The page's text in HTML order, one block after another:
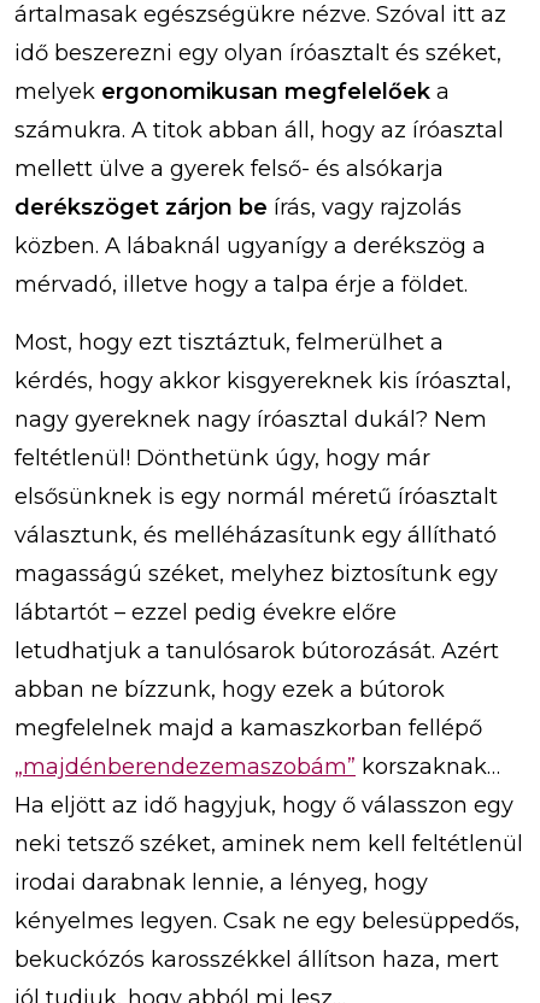
ártalmasak egészségükre nézve. Szóval itt az
idő beszerezni egy olyan íróasztalt és széket,
melyek ergonomikusan megfelelőek a
számukra. A titok abban áll, hogy az íróasztal
mellett ülve a gyerek felső- és alsókarja
derékszöget zárjon be írás, vagy rajzolás
közben. A lábaknál ugyanígy a derékszög a
mérvadó, illetve hogy a talpa érje a földet.
Most, hogy ezt tisztáztuk, felmerülhet a
kérdés, hogy akkor kisgyereknek kis íróasztal,
nagy gyereknek nagy íróasztal dukál? Nem
feltétlenül! Dönthetünk úgy, hogy már
elsősünknek is egy normál méretű íróasztalt
választunk, és melléházasítunk egy állítható
magasságú széket, melyhez biztosítunk egy
lábtartót – ezzel pedig évekre előre
letudhatjuk a tanulósarok bútorozását. Azért
abban ne bízzunk, hogy ezek a bútorok
megfelelnek majd a kamaszkorban fellépő
„majdénberendezemaszobám” korszaknak…
Ha eljött az idő hagyjuk, hogy ő válasszon egy
neki tetsző széket, aminek nem kell feltétlenül
irodai darabnak lennie, a lényeg, hogy
kényelmes legyen. Csak ne egy belesüppedős,
bekuckózós karosszékkel állítson haza, mert